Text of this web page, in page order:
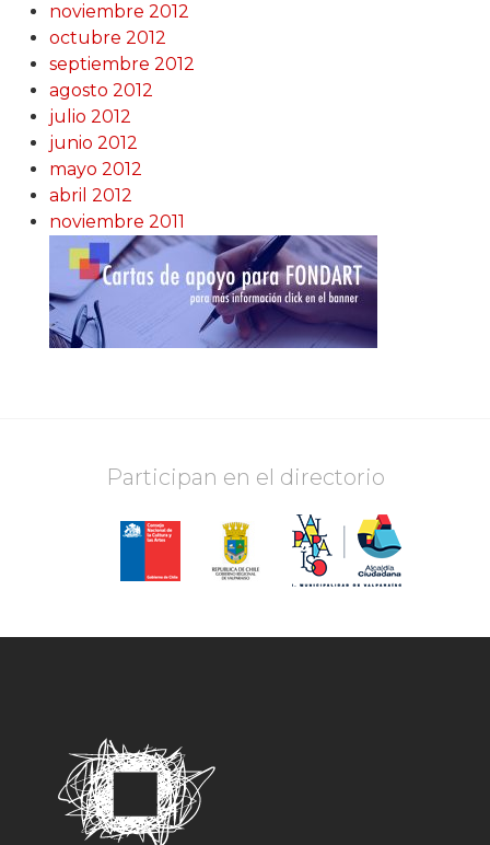
noviembre 2012
octubre 2012
septiembre 2012
agosto 2012
julio 2012
junio 2012
mayo 2012
abril 2012
noviembre 2011
Participan en el directorio